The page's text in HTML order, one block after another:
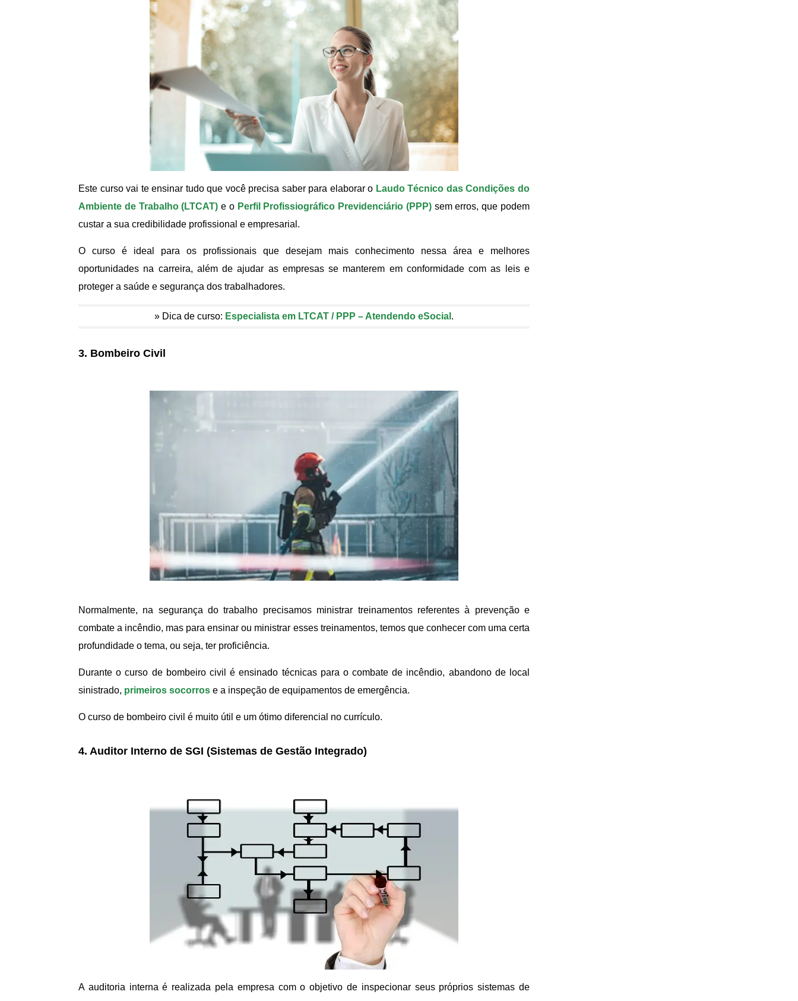
Este curso vai te ensinar tudo que você precisa saber para elaborar o Laudo Técnico das Condições do
Ambiente de Trabalho (LTCAT) e o Perfil Profissiográfico Previdenciário (PPP)sem erros, que podem
custar a sua credibilidade profissional e empresarial.
O curso é ideal para os profissionais que desejam mais conhecimento nessa área e melhores
oportunidades na carreira, além de ajudar as empresas se manterem em conformidade com as leis e
proteger a saúde e segurança dos trabalhadores.
» Dica de curso: Especialista em LTCAT / PPP – Atendendo eSocial .
3. Bombeiro Civil
Normalmente, na segurança do trabalho precisamos ministrar treinamentos referentes à prevenção e
combate a incêndio, mas para ensinar ou ministrar esses treinamentos, temos que conhecer com uma certa
profundidade o tema, ou seja, ter proficiência.
Durante o curso de bombeiro civil é ensinado técnicas para o combate de incêndio, abandono de local
sinistrado, primeiros socorros e a inspeção de equipamentos de emergência.
O curso de bombeiro civil é muito útil e um ótimo diferencial no currículo.
4. Auditor Interno de SGI (Sistemas de Gestão Integrado)
A auditoria interna é realizada pela empresa com o objetivo de inspecionar seus próprios sistemas de